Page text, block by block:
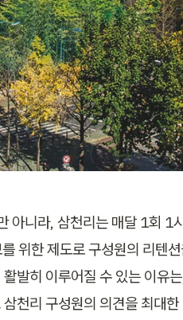
아니라, 삼천리는 매달 1회 1
한 제도로 구성원의 리텐션
발히 이루어질 수 있는 이유
천리 구성원의 의견을 최대